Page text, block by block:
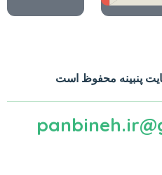
پنبینه محفوظ است